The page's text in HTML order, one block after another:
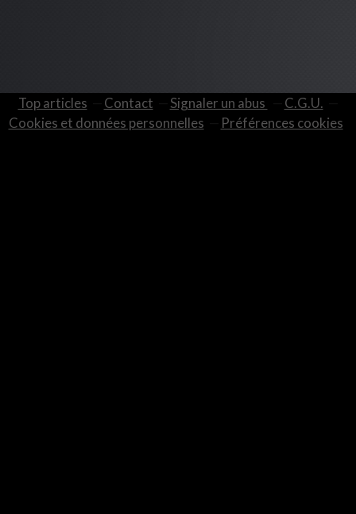
Top articles Contact Signaler un abus
C.G.U.
Cookies et données personnelles
Préférences cookies